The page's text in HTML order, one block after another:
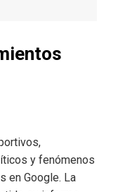
y fenómenos
en Google. La